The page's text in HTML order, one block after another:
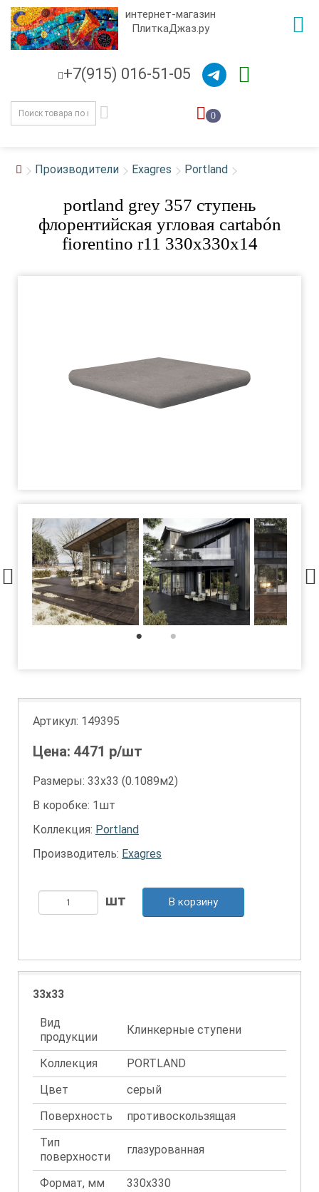
интернет-магазин
ПлиткаДжаз.ру
+7(915) 016-51-05
0
Производители Exagres Portland
portland grey 357 ступень
флорентийская угловая cartabón
fiorentino r11 330x330x14
Артикул: 149395
Цена: 4471 р/шт
Размеры: 33х33 (0.1089м2)
В коробке: 1шт
Коллекция: Portland
Производитель: Exagres
В корзину
33x33
Вид
продукции
Клинкерные ступени
Коллекция
PORTLAND
Цвет
серый
Поверхность
противоскользящая
Тип
поверхности
глазурованная
Формат, мм
330x330